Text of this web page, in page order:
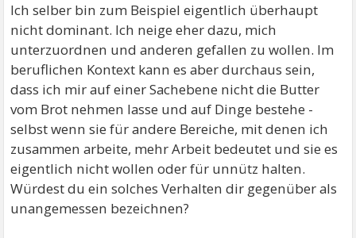
Ich selber bin zum Beispiel eigentlich überhaupt
nicht dominant. Ich neige eher dazu, mich
unterzuordnen und anderen gefallen zu wollen. Im
beruflichen Kontext kann es aber durchaus sein,
dass ich mir auf einer Sachebene nicht die Butter
vom Brot nehmen lasse und auf Dinge bestehe -
selbst wenn sie für andere Bereiche, mit denen ich
zusammen arbeite, mehr Arbeit bedeutet und sie es
eigentlich nicht wollen oder für unnütz halten.
Würdest du ein solches Verhalten dir gegenüber als
unangemessen bezeichnen?